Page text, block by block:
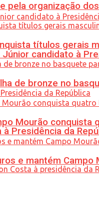
candidato à
Presidência da
pela organização
títulos gerais
de bronze no
Mourão
e mantém